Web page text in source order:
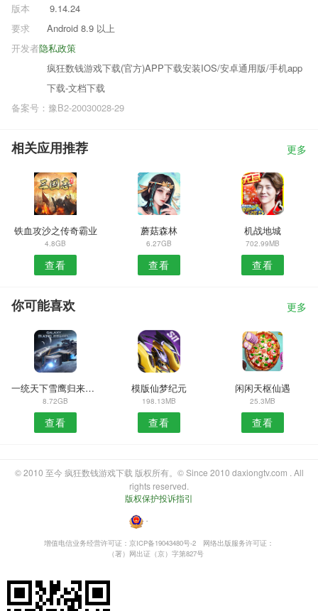
版本
9.14.24
要求
Android 8.9 以上
隐私政策
开发者
疯狂数钱游戏下载(官方)APP下载安装IOS/安卓通用版/手机app
下载-文档下载
备案号：豫B2-20030028-29
相关应用推荐 更多
铁血攻沙之传奇霸业
4.8GB
查看
蘑菇森林
6.27GB
查看
机战地城
702.99MB
查看
你可能喜欢 更多
一统天下雪鹰归来手游
8.72GB
查看
模版仙梦纪元
198.13MB
查看
闲闲天枢仙遇
25.3MB
查看
© 2010 至今 疯狂数钱游戏下载 版权所有。© Since 2010 daxiongtv.com . All
rights reserved.
版权保护投诉指引
・
增值电信业务经营许可证：京ICP备19043480号-2
网络出版服务许可证：
（署）网出证（京）字第827号